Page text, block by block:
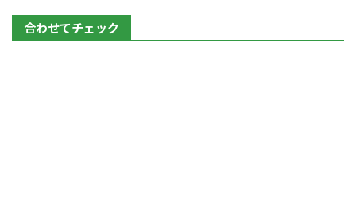
合わせてチェック